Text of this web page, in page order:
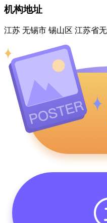
机构地址
江苏 无锡市 锡山区 江苏省